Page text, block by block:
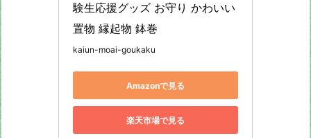
験生応援グッズ お守り かわいい
置物 縁起物 鉢巻
kaiun-moai-goukaku
Amazonで見る
楽天市場で見る